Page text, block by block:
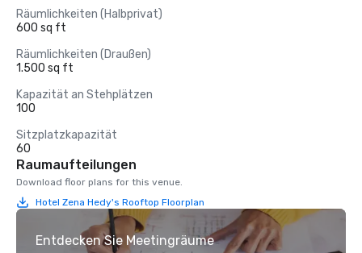
Räumlichkeiten (Halbprivat)
600 sq ft
Räumlichkeiten (Draußen)
1.500 sq ft
Kapazität an Stehplätzen
100
Sitzplatzkapazität
60
Raumaufteilungen
Download floor plans for this venue.
Hotel Zena Hedy's Rooftop Floorplan
Entdecken Sie Meetingräume